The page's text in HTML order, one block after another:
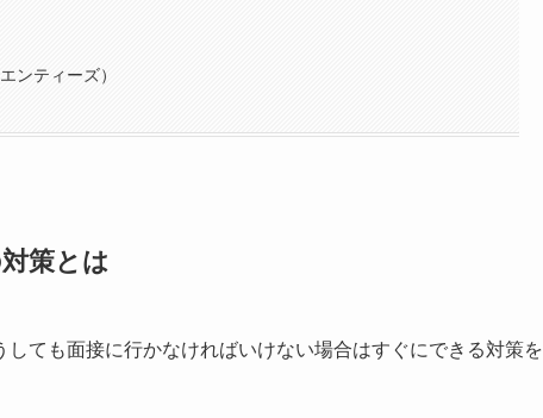
ンティーズ）
策とは
ても面接に行かなければいけない場合はすぐにできる対策を